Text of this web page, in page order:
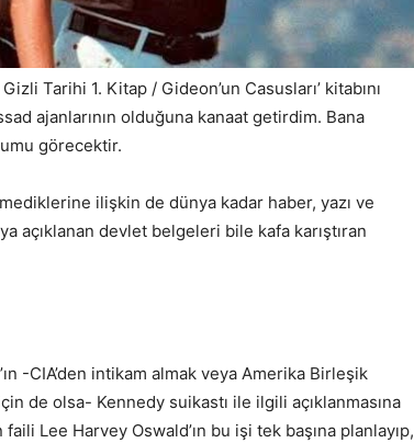
Tarihi 1. Kitap / Gideon’un Casusları’ kitabını
ajanlarının olduğuna kanaat getirdim. Bana
görecektir.
ilişkin de dünya kadar haber, yazı ve
açıklanan devlet belgeleri bile kafa karıştıran
-CIA’den intikam almak veya Amerika Birleşik
de olsa- Kennedy suikastı ile ilgili açıklanmasına
Lee Harvey Oswald’ın bu işi tek başına planlayıp,